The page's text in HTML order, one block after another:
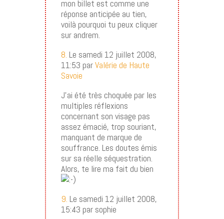
mon billet est comme une
réponse anticipée au tien,
voilà pourquoi tu peux cliquer
sur andrem.
8. Le samedi 12 juillet 2008,
11:53 parValérie de Haute
Savoie
J’ai été très choquée par les
multiples réflexions
concernant son visage pas
assez émacié, trop souriant,
manquant de marque de
souffrance. Les doutes émis
sur sa réelle séquestration.
Alors, te lire ma fait du bien
9. Le samedi 12 juillet 2008,
15:43 par sophie